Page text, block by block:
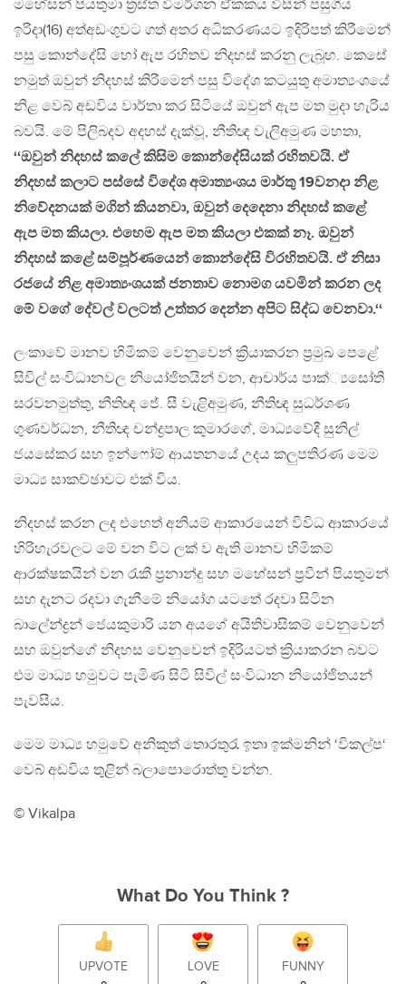
මහේසන් පියතුමා ත්‍රස්ත විමර්ශන ඒකකය විසින් පසුගිය
ඉරිදා(16) අත්අඩංගුවට ගත් අතර අධිකරණයට ඉදිරිපත් කිරීමෙන්
පසු කොන්දේසි හෝ ඇප රහිතව නිදහස් කරනු ලැබූහ. කෙසේ
නමුත් ඔවුන් නිදහස් කිරීමෙන් පසු විදේශ කටයුතු අමාත්‍යංශයේ
නිළ වෙබ් අඩවිය වාර්තා කර සිටියේ ඔවුන් ඇප මත මුදා හැරිය
බවයි. මේ පිලිබදව අදහස් දැක්වූ, නීතිඥ වැලිඅමුණ මහතා,
‘‘ඔවුන් නිදහස් කලේ කිසිම කොන්දේසියක් රහිතවයි. ඒ
නිදහස් කලාට පස්සේ විදේශ අමාත්‍යංශය මාර්තු 19වනදා නිළ
නිවේදනයක් මගින් කියනවා, ඔවුන් දෙදෙනා නිදහස් කළේ
ඇප මත කියලා. එහෙම ඇප මත කියලා එකක් නෑ. ඔවුන්
නිදහස් කළේ සම්පූර්ණයෙන් කොන්දේසි විරහිතවයි. ඒ නිසා
රජයේ නිළ අමාත්‍යංශයක් ජනතාව නොමග යවමින් කරන ලද
මේ වගේ දේවල් වලටත් උත්තර දෙන්න අපිට සිද්ධ වෙනවා.‘‘
ලංකාවේ මානව හිමිකම් වෙනුවෙන් ක්‍රියාකරන ප්‍රමුඛ පෙළේ
සිවිල් සංවිධානවල නියෝජිතයින් වන, ආචාර්ය පාක්්‍යසෝති
සරවනමුත්තු, නීතිඥ ජේ. සී වැළිඅමුණ, නීතිඥ සුධර්ශණ
ගුණවර්ධන, නීතිඥ චන්ද්‍රපාල කුමාරගේ, මාධ්‍යවේදී සුනිල්
ජයසේකර සහ ඉන්ෆෝම් ආයතනයේ උදය කලුපතිරණ මෙම
මාධ්‍ය සාකච්ඡාවට එක් විය.
නිදහස් කරන ලද එහෙත් අනියම් ආකාරයෙන් විවිධ ආකාරයේ
හිරිහැරවලට මේ වන විට ලක් ව ඇති මානව හිමිකම්
ආරක්ෂකයින් වන රැකී ප්‍රනාන්දු සහ මහේසන් ප්‍රවීන් පියතුමන්
සහ දැනට රදවා ගැනීමේ නියෝග යටතේ රදවා සිටින
බාලේන්ද්‍රන් ජෙයකුමාරි යන අයගේ අයිතිවාසිකම් වෙනුවෙන්
සහ ඔවුන්ගේ නිදහස වෙනුවෙන් ඉදිරියටත් ක්‍රියාකරන බවට
එම මාධ්‍ය හමුවට පැමිණ සිටි සිවිල් සංවිධාන නියෝජිතයන්
පැවසීය.
මෙම මාධ්‍ය හමුවේ අනිකුත් තොරතුරැ ඉතා ඉක්මනින් ‘විකල්ප‘
වෙබ් අඩවිය තුළින් බලාපොරොත්තු වන්න.
© Vikalpa
What Do You Think ?
UPVOTE LOVE FUNNY